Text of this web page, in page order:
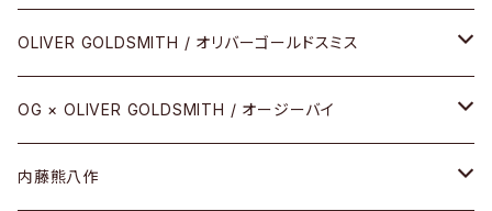
その他
URUSHI（CRAFTSMAN EDITION）
REVIVAL EDITION
HEAVY EDITION
サブリメイションシリーズ
OLIVER GOLDSMITH / オリバーゴールドスミス
メタル
セル
OG × OLIVER GOLDSMITH / オージーバイ
メタル
内藤熊八作